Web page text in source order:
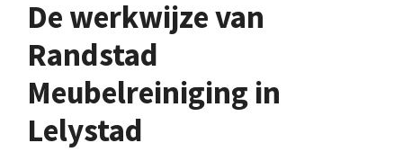
De werkwijze van
Randstad
Meubelreiniging in
Lelystad